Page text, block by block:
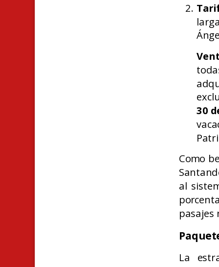
30
Como
al
pasajes
La